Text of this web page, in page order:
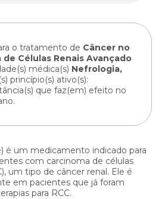
o tratamento de Câncer no
de Células Renais Avançado
médica(s) Nefrologia,
princípio(s) ativo(s):
que faz(em) efeito no
é um medicamento indicado para
com carcinoma de células
um tipo de câncer renal. Ele é
em pacientes que já foram
para RCC.